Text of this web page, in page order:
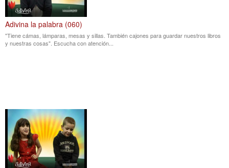
Adivina la palabra (060)
"Tiene cámas, lámparas, mesas y sillas. También cajones para guardar nuestros libros
y nuestras cosas". Escucha con atención...